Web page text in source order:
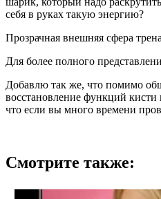
себя в руках такую энергию?
Прозрачная внешняя сфера
Для более полного
Добавлю так же, что помимо
восстановление функций
что если вы много времени
Смотрите также: